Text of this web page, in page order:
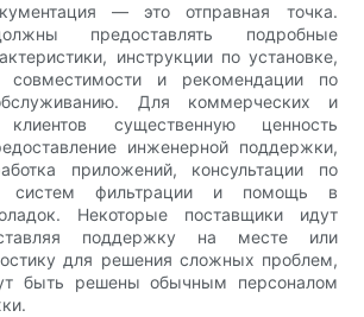
— это отправная точка.
предоставлять подробные
инструкции по установке,
совместимости и рекомендации по
Для коммерческих и
существенную ценность
инженерной поддержки,
приложений, консультации по
систем фильтрации и помощь в
Некоторые поставщики идут
поддержку на месте или
для решения сложных проблем,
быть решены обычным персоналом